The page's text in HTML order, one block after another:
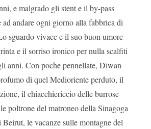
e malgrado gli stent e il by-pass
ad andare ogni giorno alla fabbrica di
sguardo vivace e il suo buon umore
e il sorriso ironico per nulla scalfiti
anni. Con poche pennellate, Diwan
di quel Medioriente perduto, il
il chiacchiericcio delle burrose
poltrone del matroneo della Sinagoga
le vacanze sulle montagne del